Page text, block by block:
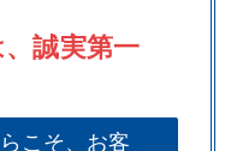
誠実第一
こそ、お客